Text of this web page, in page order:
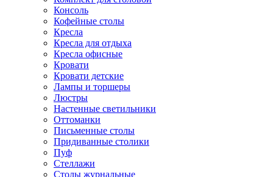
Консоль
Кофейные столы
Кресла
Кресла для отдыха
Кресла офисные
Кровати
Кровати детские
Лампы и торшеры
Люстры
Настенные светильники
Оттоманки
Письменные столы
Придиванные столики
Пуф
Стеллажи
Столы журнальные